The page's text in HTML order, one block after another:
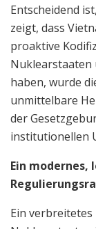
Entscheidend
zeigt, dass
proaktive
Nuklearstaaten
haben, wurde
unmittelbare
der
institutionellen
Ein
Ein verbreitetes